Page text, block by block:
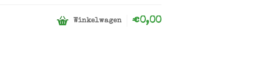
Winkelwagen €0,00